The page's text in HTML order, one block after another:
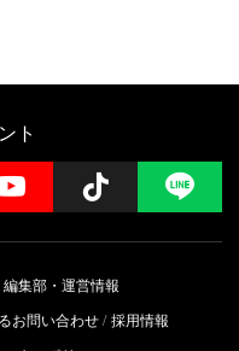
ト
YouTube Follow
編集部・運営情報
お問い合わせ 採用情報